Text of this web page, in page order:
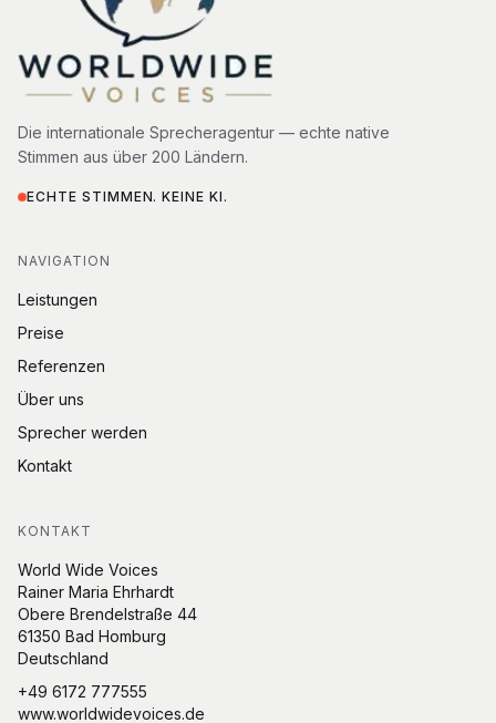
Die internationale Sprecheragentur — echte native
Stimmen aus über 200 Ländern.
ECHTE STIMMEN. KEINE KI.
NAVIGATION
Leistungen
Preise
Referenzen
Über uns
Sprecher werden
Kontakt
KONTAKT
World Wide Voices
Rainer Maria Ehrhardt
Obere Brendelstraße 44
61350 Bad Homburg
Deutschland
+49 6172 777555
www.worldwidevoices.de